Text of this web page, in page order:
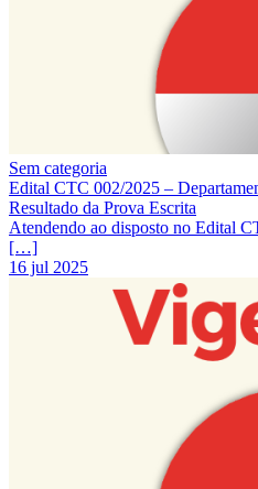
Sem categoria
Edital CTC 002/2025 –
Resultado da Prova Escrita
Atendendo ao disposto no Edital
[…]
16 jul 2025